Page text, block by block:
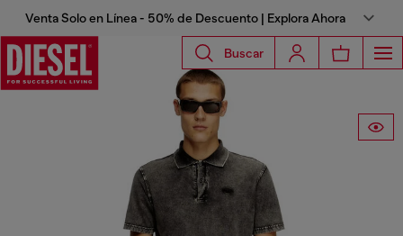
Venta Solo en Línea - 50% de Descuento | Explora Ahora
Buscar